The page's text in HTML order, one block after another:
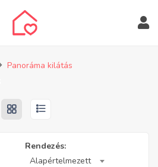
Panoráma kilátás
Rendezés:
Alapértelmezett